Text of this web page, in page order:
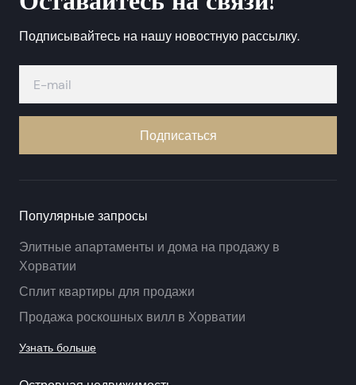
Подписывайтесь на нашу новостную рассылку.
Подписаться
Популярные запросы
Элитные апартаменты и дома на продажу в
Хорватии
Сплит квартиры для продажи
Продажа роскошных вилл в Хорватии
Узнать больше